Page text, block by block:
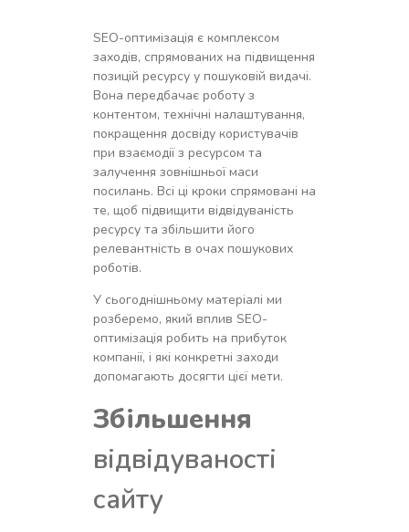
SEO-оптимізація є комплексом
заходів, спрямованих на підвищення
позицій ресурсу у пошуковій видачі.
Вона передбачає роботу з
контентом, технічні налаштування,
покращення досвіду користувачів
при взаємодії з ресурсом та
залучення зовнішньої маси
посилань. Всі ці кроки спрямовані на
те, щоб підвищити відвідуваність
ресурсу та збільшити його
релевантність в очах пошукових
роботів.
У сьогоднішньому матеріалі ми
розберемо, який вплив SEO-
оптимізація робить на прибуток
компанії, і які конкретні заходи
допомагають досягти цієї мети.
Збільшення
відвідуваності
сайту